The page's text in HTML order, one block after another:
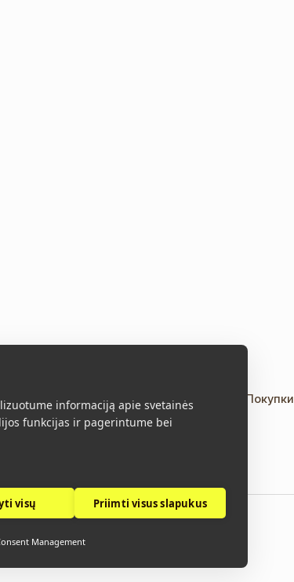
Все товары О нас Контакты Правила Покупки
informaciją apie svetainės
funkcijas ir pagerintume bei
visų Priimti visus slapukus
Management